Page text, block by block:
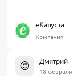
еКапуста
Компания
😍 Дмитрий
18 февраля